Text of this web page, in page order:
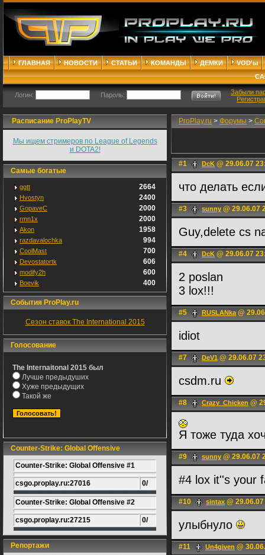
ГЛАВНАЯ НОВОСТИ СТАТЬИ КОМАНДЫ ДЕМКИ
VOD'ы
Логин: Пароль:
Забыли
Расписание ProPlayTV
Мы ищем стримеров по League of Legends
и DOTA2!
Самые богатые
ggtt 2664
Hvostyn 2400
GopaveC 2000
rmn1x 2000
Akon 1958
razdavalochka 994
CoolMast 700
Devostatortk 606
modify2h 600
Boevik 400
События ProPlay.ru
Сезон ставок The International 2015
Голосование
The Internaitonal 2015 был
Лучше предыдуших
Хуже предыдущих
Такой же
Counter-Strike: Global Offensive
Counter-Strike: Global Offensive #1
csgo.proplay.ru:27016 0/
Counter-Strike: Global Offensive #2
csgo.proplay.ru:27215 0/
Репортажи
ProPlay.ru > Форумы >
#1 DcK @ 29.06.07
что делать
#3 sunny @ 29.06.07
Guy,delete cs
#4 DcK @ 29.06.07
2 poslan
3 lox!!!
#5 RUSLANka@
idiot
#7 DeV1 @ 29.06.07
csdm.ru
#8 Crazy_Chicken @
Я тоже туда
#9 sunny @ 29.06.07
#4 lox it''s your
#10 sintax @
улыбнуло
#11 Un4given @